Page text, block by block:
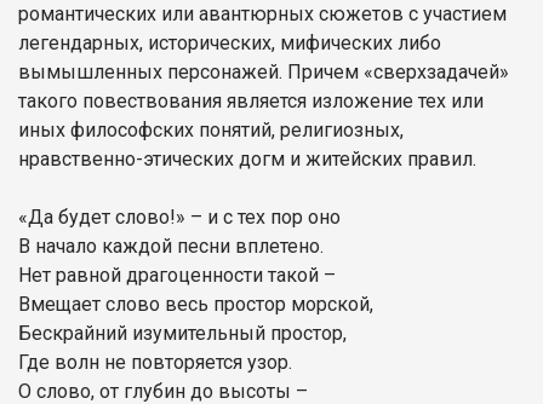
романтических или авантюрных сюжетов с участием
легендарных, исторических, мифических либо
вымышленных персонажей. Причем «сверхзадачей»
такого повествования является изложение тех или
иных философских понятий, религиозных,
нравственно-этических догм и житейских правил.
«Да будет слово!» – и с тех пор оно
В начало каждой песни вплетено.
Нет равной драгоценности такой –
Вмещает слово весь простор морской,
Бескрайний изумительный простор,
Где волн не повторяется узор.
О слово, от глубин до высоты –